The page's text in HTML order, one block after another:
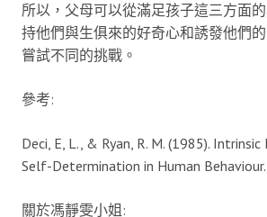
所以，父母可以從滿足孩子這三方面
持他們與生俱來的好奇心和誘發他們
嘗試不同的挑戰。
參考:
Deci, E, L., & Ryan, R. M. (1985).
Self-Determination in Human
關於馮靜雯小姐: